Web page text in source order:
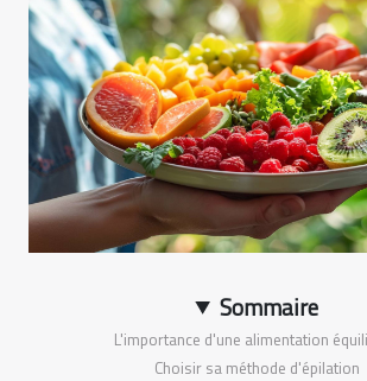
Sommaire
L'importance d'une alimentation
Choisir sa méthode d'épilation